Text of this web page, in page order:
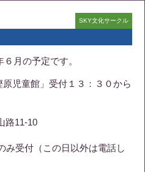
SKY文化サークル
定です。
児童館」受付１３：３０から
11-10
受付（この日以外は電話し